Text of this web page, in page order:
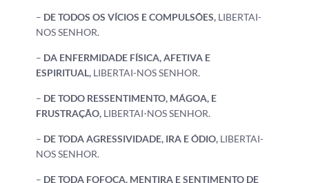
– DE TODOS OS VÍCIOS E COMPULSÕES, LIBERTAI-
NOS SENHOR.
– DA ENFERMIDADE FÍSICA, AFETIVA E
ESPIRITUAL, LIBERTAI-NOS SENHOR.
– DE TODO RESSENTIMENTO, MÁGOA, E
FRUSTRAÇÃO, LIBERTAI-NOS SENHOR.
– DE TODA AGRESSIVIDADE, IRA E ÓDIO, LIBERTAI-
NOS SENHOR.
– DE TODA FOFOCA, MENTIRA E SENTIMENTO DE